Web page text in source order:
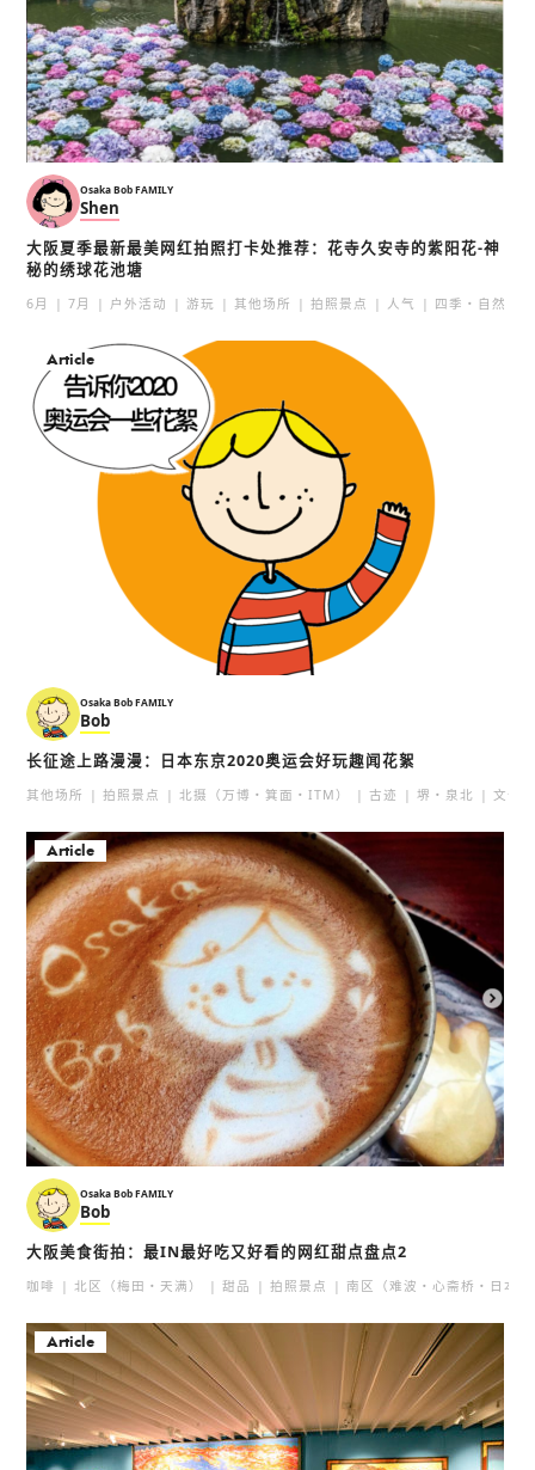
Osaka Bob FAMILY
Shen
大阪夏季最新最美网红拍照打卡处推荐：花寺久安寺的紫阳花-神
秘的绣球花池塘
6月 7月 户外活动 游玩 其他场所 拍照景点 人气 四季・自然
Article
Osaka Bob FAMILY
Bob
长征途上路漫漫：日本东京2020奥运会好玩趣闻花絮
其他场所 拍照景点 北摄（万博・箕面・ITM） 古迹 堺・泉北 文化
Article
Osaka Bob FAMILY
Bob
大阪美食街拍：最IN最好吃又好看的网红甜点盘点2
咖啡 北区（梅田・天满） 甜品 拍照景点 南区（难波・心斋桥・日本
Article